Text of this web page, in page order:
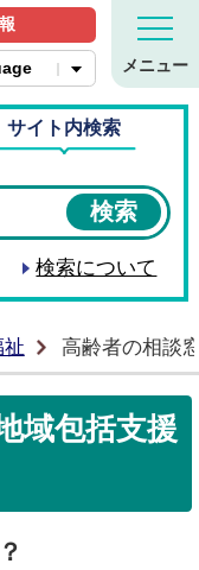
ホームページ
メニュー
サイト内検索
検索について
高齢者の相談
域包括支援